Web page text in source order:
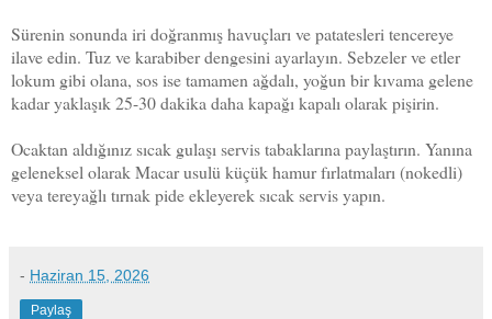
Sürenin sonunda iri doğranmış havuçları ve patatesleri tencereye
ilave edin. Tuz ve karabiber dengesini ayarlayın. Sebzeler ve etler
lokum gibi olana, sos ise tamamen ağdalı, yoğun bir kıvama gelene
kadar yaklaşık 25-30 dakika daha kapağı kapalı olarak pişirin.
Ocaktan aldığınız sıcak gulaşı servis tabaklarına paylaştırın. Yanına
geleneksel olarak Macar usulü küçük hamur fırlatmaları (nokedli)
veya tereyağlı tırnak pide ekleyerek sıcak servis yapın.
- Haziran 15, 2026
Paylaş